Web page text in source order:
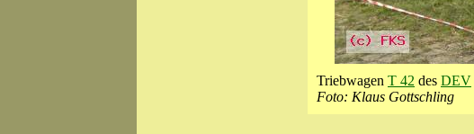
Triebwagen T 42 des DEV
Foto: Klaus Gottschling